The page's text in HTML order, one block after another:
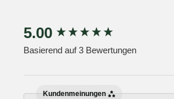
5.00
Basierend auf 3 Bewertungen
Kundenmeinungen
New content loaded